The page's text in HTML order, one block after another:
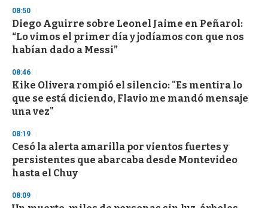
08:50
Diego Aguirre sobre Leonel Jaime en Peñarol:
“Lo vimos el primer día y jodíamos con que nos
habían dado a Messi”
08:46
Kike Olivera rompió el silencio: "Es mentira lo
que se está diciendo, Flavio me mandó mensaje
una vez"
08:19
Cesó la alerta amarilla por vientos fuertes y
persistentes que abarcaba desde Montevideo
hasta el Chuy
08:09